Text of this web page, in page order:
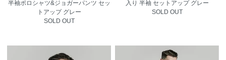
半袖ポロシャツ&ジョガーパンツ セッ
トアップ グレー
SOLD OUT
入り 半袖 セットアップ グレー
SOLD OUT